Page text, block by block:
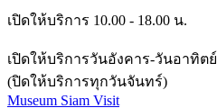
เปิดให้บริการ 10.00 - 18.00 น.
เปิดให้บริการวันอังคาร-วันอาทิตย์
(ปิดให้บริการทุกวันจันทร์)
Museum Siam Visit